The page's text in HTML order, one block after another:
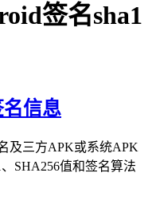
签名sha1
信息
及三方APK或系统APK
SHA256值和签名算法